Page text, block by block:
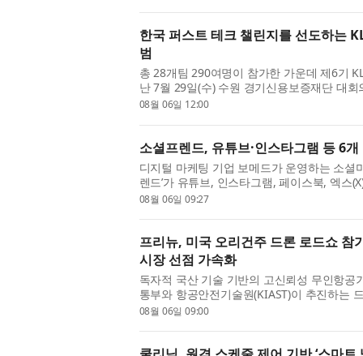
한국 퍼스트 테크 챌린지를 선도하는
범
총 28개팀 290여명이 참가한 가운데 제6기
난 7월 29일(수) 수원 경기신용보증재단 대
창사 50주년을 맞이한 KLA는 반도체와 전자
08월 06일 12:00
소셜프렌드, 유튜브·인스타그램 등 6
디지털 마케팅 기업 보메드가 운영하는 소셜
렌드’가 유튜브, 인스타그램, 페이스북, 엑스
디어의 마케팅 서비스를 한곳에서 이용할 수
08월 06일 09:27
프리뉴, 미국 오리건주 드론 로드쇼
시장 선점 가속화
독자적 국산 기술 기반의 고신뢰성 무인항공
통부와 항공안전기술원(KIAST)이 추진하는
환으로 ‘미국 오리건(Oregon)주 드론 로드쇼
08월 06일 09:00